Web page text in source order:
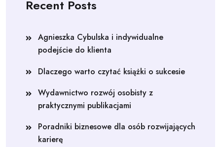
Recent Posts
Agnieszka Cybulska i indywidualne
podejście do klienta
Dlaczego warto czytać książki o sukcesie
Wydawnictwo rozwój osobisty z
praktycznymi publikacjami
Poradniki biznesowe dla osób rozwijających
karierę